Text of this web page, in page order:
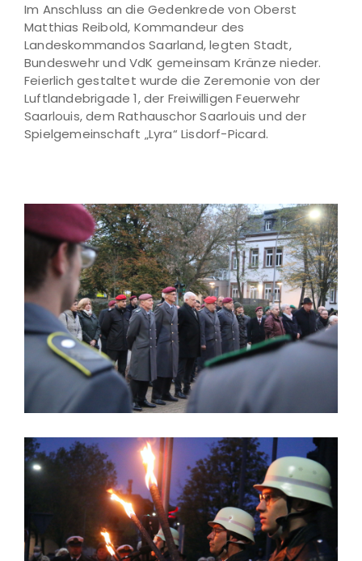
Im Anschluss an die Gedenkrede von Oberst
Matthias Reibold, Kommandeur des
Landeskommandos Saarland, legten Stadt,
Bundeswehr und VdK gemeinsam Kränze nieder.
Feierlich gestaltet wurde die Zeremonie von der
Luftlandebrigade 1, der Freiwilligen Feuerwehr
Saarlouis, dem Rathauschor Saarlouis und der
Spielgemeinschaft „Lyra“ Lisdorf-Picard.